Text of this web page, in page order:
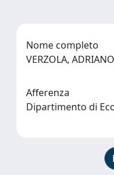
Nome completo
VERZOLA, ADRIANO
Afferenza
Dipartimento di